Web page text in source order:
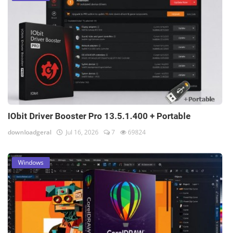
IObit Driver Booster Pro 13.5.1.400 + Portable
downloadgeral Jul 16, 2026 7 69824
Windows